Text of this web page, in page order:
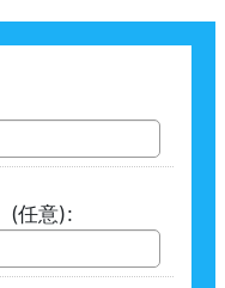
(任意):